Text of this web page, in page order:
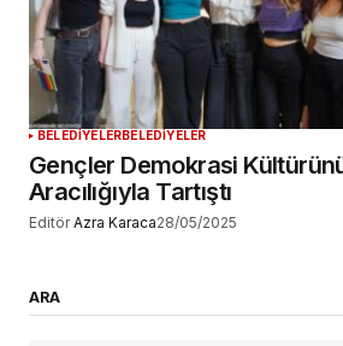
BELEDİYELERBELEDİYELER
Gençler Demokrasi
Aracılığıyla Tartıştı
Editör Azra Karaca28/05/2025
ARA